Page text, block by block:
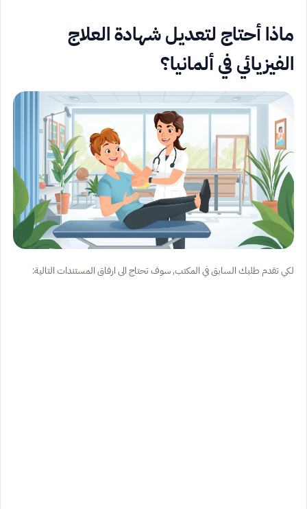
ماذا أحتاج لتعديل شهادة العلاج
الفيزيائي في ألمانيا؟
لكي تقدم طلبك السابق في المكتب, سوف تحتاج الى ارفاق المستندات التالية: